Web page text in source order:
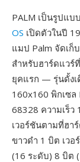
PALM เป็นรูปแ
OS เปิดตัวในปี
แมป Palm จัดเก็
สำหรับฮาร์ดแวร์
ยุคแรก — รุ่นดั้ง
160x160 พิกเซล
68328 ความเร็
เวอร์ชันตามที่ฮา
ขาวดำ 1 บิต เว
(16 ระดับ) 8 บิต